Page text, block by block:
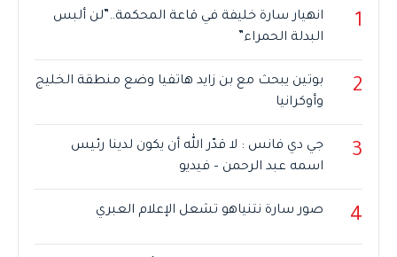
1
انهيار سارة خليفة في قاعة المحكمة..”لن ألبس
البدلة الحمراء”
2
بوتين يبحث مع بن زايد هاتفيا وضع منطقة الخليج
وأوكرانيا
3
جي دي فانس : لا قدّر الله أن يكون لدينا رئيس
اسمه عبد الرحمن – فيديو
4 صور سارة نتنياهو تشعل الإعلام العبري